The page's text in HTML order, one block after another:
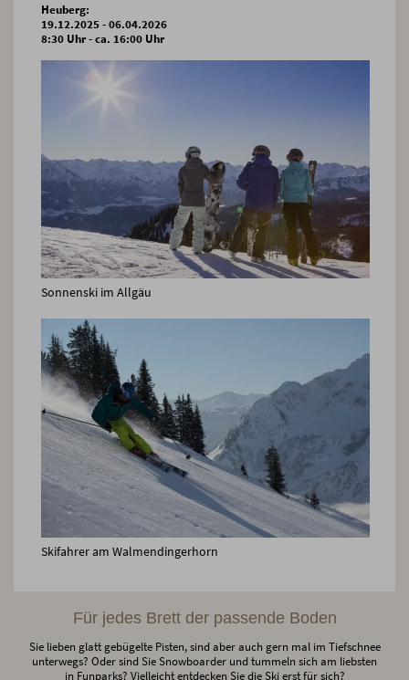
Heuberg:
19.12.2025 - 06.04.2026
8:30 Uhr - ca. 16:00 Uhr
Sonnenski im Allgäu
Skifahrer am Walmendingerhorn
Für jedes Brett der passende Boden
Sie lieben glatt gebügelte Pisten, sind aber auch gern mal im Tiefschnee
unterwegs? Oder sind Sie Snowboarder und tummeln sich am liebsten
in Funparks? Vielleicht entdecken Sie die Ski erst für sich?